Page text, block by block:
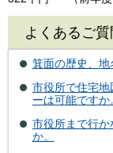
よくあるご質
箕面の歴史、地
市役所で住宅
ーは可能ですか
市役所まで行
か。